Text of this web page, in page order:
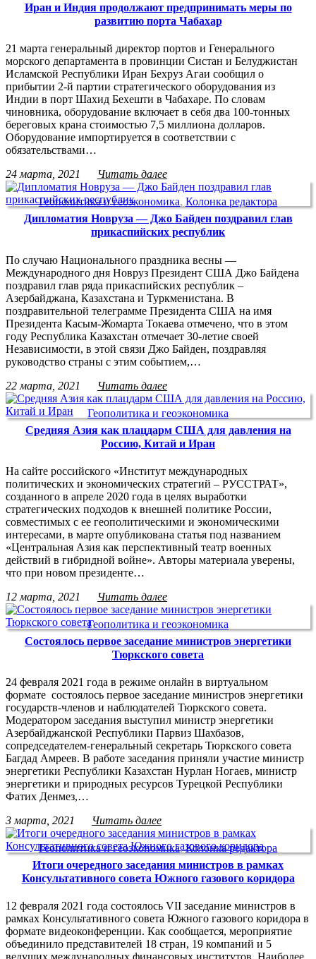
Иран и Индия продолжают предпринимать меры по
развитию порта Чабахар
21 марта генеральный директор портов и Генерального
морского департамента в провинции Систан и Белуджистан
Исламской Республики Иран Бехруз Агаи сообщил о
прибытии 2-й партии стратегического оборудования из
Индии в порт Шахид Бехешти в Чабахаре. По словам
чиновника, оборудование включает в себя два 100-тонных
береговых крана стоимостью 7,5 миллиона долларов.
Оборудование импортируется в соответствии с
обязательствами…
24 марта, 2021
Читать далее
Геополитика и геоэкономика, Колонка редактора
Дипломатия Новруза — Джо Байден поздравил глав
прикаспийских республик
По случаю Национального праздника весны —
Международного дня Новруз Президент США Джо Байдена
поздравил глав ряда прикаспийских республик –
Азербайджана, Казахстана и Туркменистана. В
поздравительной телеграмме Президента США на имя
Президента Касым-Жомарта Токаева отмечено, что в этом
году Республика Казахстан отмечает 30-летие своей
Независимости, в этой связи Джо Байден, поздравляя
руководство страны с этим событием,…
22 марта, 2021
Читать далее
Геополитика и геоэкономика
Средняя Азия как плацдарм США для давления на
Россию, Китай и Иран
На сайте российского «Институт международных
политических и экономических стратегий – РУССТРАТ»,
созданного в апреле 2020 года в целях выработки
стратегических подходов к внешней политике России,
совместимых с ее геополитическими и экономическими
интересами, в марте опубликована статья под названием
«Центральная Азия как перспективный театр военных
действий в гибридной войне». Авторы материала уверены,
что при новом президенте…
12 марта, 2021
Читать далее
Геополитика и геоэкономика
Состоялось первое заседание министров энергетики
Тюркского совета
24 февраля 2021 года в режиме онлайн в виртуальном
формате состоялось первое заседание министров энергетики
государств-членов и наблюдателей Тюркского совета.
Модератором заседания выступил министр энергетики
Азербайджанской Республики Парвиз Шахбазов,
сопредседателем-генеральный секретарь Тюркского совета
Багдад Амреев. В работе заседания приняли участие министр
энергетики Республики Казахстан Нурлан Ногаев, министр
энергетики и природных ресурсов Турецкой Республики
Фатих Денмез,…
3 марта, 2021
Читать далее
Геополитика и геоэкономика,Колонка редактора
Итоги очередного заседания министров в рамках
Консультативного совета Южного газового коридора
12 февраля 2021 года состоялось VII заседание министров в
рамках Консультативного совета Южного газового коридора в
формате видеоконференции. Как сообщается, мероприятие
объединило представителей 18 стран, 19 компаний и 5